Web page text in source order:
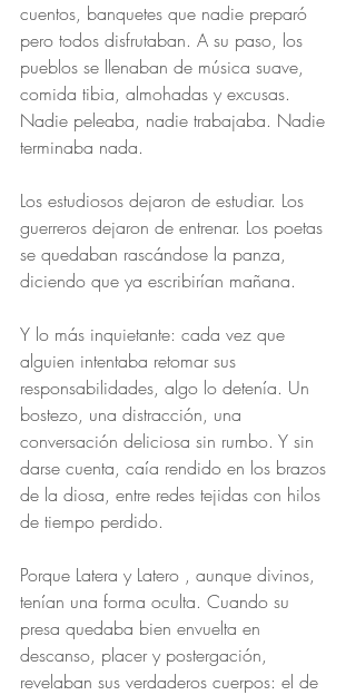
cuentos, banquetes que nadie preparó
pero todos disfrutaban. A su paso, los
pueblos se llenaban de música suave,
comida tibia, almohadas y excusas.
Nadie peleaba, nadie trabajaba. Nadie
terminaba nada.
Los estudiosos dejaron de estudiar. Los
guerreros dejaron de entrenar. Los poetas
se quedaban rascándose la panza,
diciendo que ya escribirían mañana.
Y lo más inquietante: cada vez que
alguien intentaba retomar sus
responsabilidades, algo lo detenía. Un
bostezo, una distracción, una
conversación deliciosa sin rumbo. Y sin
darse cuenta, caía rendido en los brazos
de la diosa, entre redes tejidas con hilos
de tiempo perdido.
Porque Latera y Latero , aunque divinos,
tenían una forma oculta. Cuando su
presa quedaba bien envuelta en
descanso, placer y postergación,
revelaban sus verdaderos cuerpos: el de